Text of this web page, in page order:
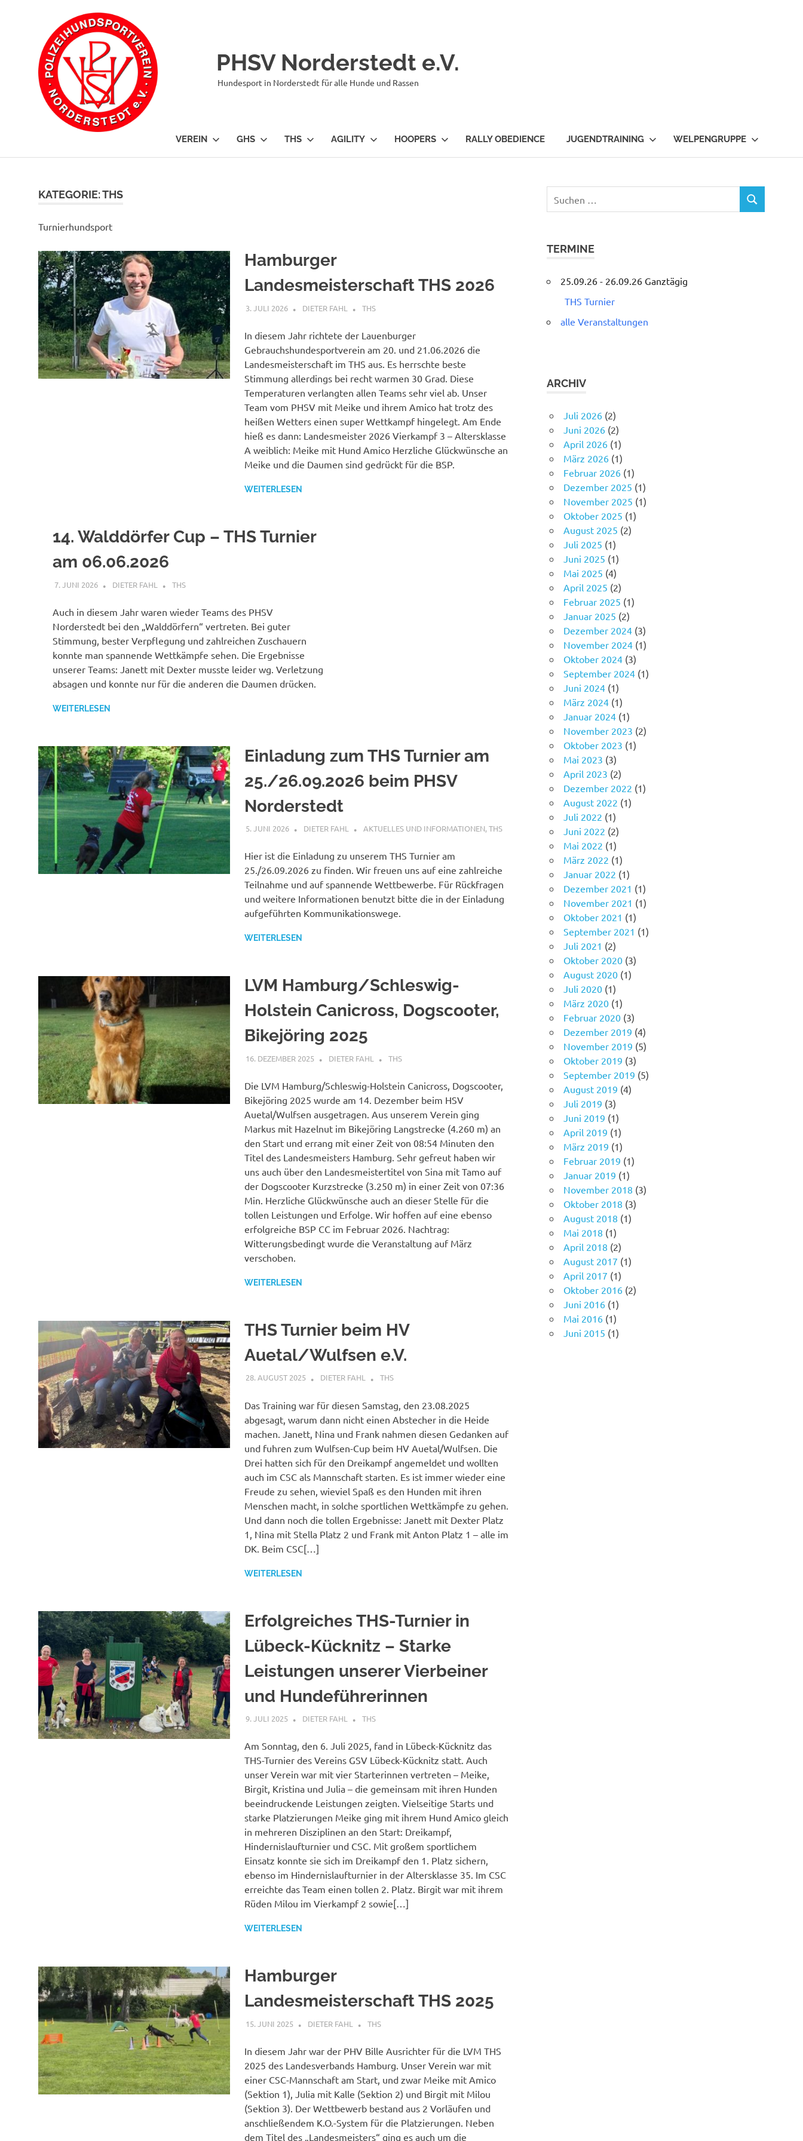
PHSV Norderstedt e.V.
Hundesport in Norderstedt für alle Hunde und Rassen
VEREIN GHS THS AGILITY HOOPERS RALLY OBEDIENCE JUGENDTRAINING WELPENGRUPPE
KATEGORIE:THS
Turnierhundsport
Hamburger
Landesmeisterschaft THS 2026
3. JULI 2026 DIETER FAHL THS
In diesem Jahr richtete der Lauenburger
Gebrauchshundesportverein am 20. und 21.06.2026 die
Landesmeisterschaft im THS aus. Es herrschte beste
Stimmung allerdings bei recht warmen 30 Grad. Diese
Temperaturen verlangten allen Teams sehr viel ab. Unser
Team vom PHSV mit Meike und ihrem Amico hat trotz des
heißen Wetters einen super Wettkampf hingelegt. Am Ende
hieß es dann: Landesmeister 2026 Vierkampf 3 – Altersklasse
A weiblich: Meike mit Hund Amico Herzliche Glückwünsche an
Meike und die Daumen sind gedrückt für die BSP.
WEITERLESEN
14. Walddörfer Cup – THS Turnier
am 06.06.2026
7. JUNI 2026 DIETER FAHL THS
Auch in diesem Jahr waren wieder Teams des PHSV
Norderstedt bei den „Walddörfern“ vertreten. Bei guter
Stimmung, bester Verpflegung und zahlreichen Zuschauern
konnte man spannende Wettkämpfe sehen. Die Ergebnisse
unserer Teams: Janett mit Dexter musste leider wg. Verletzung
absagen und konnte nur für die anderen die Daumen drücken.
WEITERLESEN
Einladung zum THS Turnier am
25./26.09.2026 beim PHSV
Norderstedt
5. JUNI 2026 DIETER FAHL AKTUELLES UND INFORMATIONEN,THS
Hier ist die Einladung zu unserem THS Turnier am
25./26.09.2026 zu finden. Wir freuen uns auf eine zahlreiche
Teilnahme und auf spannende Wettbewerbe. Für Rückfragen
und weitere Informationen benutzt bitte die in der Einladung
aufgeführten Kommunikationswege.
WEITERLESEN
LVM Hamburg/Schleswig-
Holstein Canicross, Dogscooter,
Bikejöring 2025
16. DEZEMBER 2025 DIETER FAHL THS
Die LVM Hamburg/Schleswig-Holstein Canicross, Dogscooter,
Bikejöring 2025 wurde am 14. Dezember beim HSV
Auetal/Wulfsen ausgetragen. Aus unserem Verein ging
Markus mit Hazelnut im Bikejöring Langstrecke (4.260 m) an
den Start und errang mit einer Zeit von 08:54 Minuten den
Titel des Landesmeisters Hamburg. Sehr gefreut haben wir
uns auch über den Landesmeistertitel von Sina mit Tamo auf
der Dogscooter Kurzstrecke (3.250 m) in einer Zeit von 07:36
Min. Herzliche Glückwünsche auch an dieser Stelle für die
tollen Leistungen und Erfolge. Wir hoffen auf eine ebenso
erfolgreiche BSP CC im Februar 2026. Nachtrag:
Witterungsbedingt wurde die Veranstaltung auf März
verschoben.
WEITERLESEN
THS Turnier beim HV
Auetal/Wulfsen e.V.
28. AUGUST 2025 DIETER FAHL THS
Das Training war für diesen Samstag, den 23.08.2025
abgesagt, warum dann nicht einen Abstecher in die Heide
machen. Janett, Nina und Frank nahmen diesen Gedanken auf
und fuhren zum Wulfsen-Cup beim HV Auetal/Wulfsen. Die
Drei hatten sich für den Dreikampf angemeldet und wollten
auch im CSC als Mannschaft starten. Es ist immer wieder eine
Freude zu sehen, wieviel Spaß es den Hunden mit ihren
Menschen macht, in solche sportlichen Wettkämpfe zu gehen.
Und dann noch die tollen Ergebnisse: Janett mit Dexter Platz
1, Nina mit Stella Platz 2 und Frank mit Anton Platz 1 – alle im
DK. Beim CSC[…]
WEITERLESEN
Erfolgreiches THS-Turnier in
Lübeck-Kücknitz – Starke
Leistungen unserer Vierbeiner
und Hundeführerinnen
9. JULI 2025 DIETER FAHL THS
Am Sonntag, den 6. Juli 2025, fand in Lübeck-Kücknitz das
THS-Turnier des Vereins GSV Lübeck-Kücknitz statt. Auch
unser Verein war mit vier Starterinnen vertreten – Meike,
Birgit, Kristina und Julia – die gemeinsam mit ihren Hunden
beeindruckende Leistungen zeigten. Vielseitige Starts und
starke Platzierungen Meike ging mit ihrem Hund Amico gleich
in mehreren Disziplinen an den Start: Dreikampf,
Hindernislaufturnier und CSC. Mit großem sportlichem
Einsatz konnte sie sich im Dreikampf den 1. Platz sichern,
ebenso im Hindernislaufturnier in der Altersklasse 35. Im CSC
erreichte das Team einen tollen 2. Platz. Birgit war mit ihrem
Rüden Milou im Vierkampf 2 sowie[…]
WEITERLESEN
Hamburger
Landesmeisterschaft THS 2025
15. JUNI 2025 DIETER FAHL THS
In diesem Jahr war der PHV Bille Ausrichter für die LVM THS
2025 des Landesverbands Hamburg. Unser Verein war mit
einer CSC-Mannschaft am Start, und zwar Meike mit Amico
(Sektion 1), Julia mit Kalle (Sektion 2) und Birgit mit Milou
(Sektion 3). Der Wettbewerb bestand aus 2 Vorläufen und
anschließendem K.O.-System für die Platzierungen. Neben
dem Titel des „Landesmeisters“ ging es auch um die
nach:
SUCHEN
TERMINE
25.09.26 - 26.09.26 Ganztägig
THS Turnier
alle Veranstaltungen
ARCHIV
Juli 2026 (2)
Juni 2026 (2)
April 2026 (1)
März 2026 (1)
Februar 2026 (1)
Dezember 2025 (1)
November 2025 (1)
Oktober 2025 (1)
August 2025 (2)
Juli 2025 (1)
Juni 2025 (1)
Mai 2025 (4)
April 2025 (2)
Februar 2025 (1)
Januar 2025 (2)
Dezember 2024 (3)
November 2024 (1)
Oktober 2024 (3)
September 2024 (1)
Juni 2024 (1)
März 2024 (1)
Januar 2024 (1)
November 2023 (2)
Oktober 2023 (1)
Mai 2023 (3)
April 2023 (2)
Dezember 2022 (1)
August 2022 (1)
Juli 2022 (1)
Juni 2022 (2)
Mai 2022 (1)
März 2022 (1)
Januar 2022 (1)
Dezember 2021 (1)
November 2021 (1)
Oktober 2021 (1)
September 2021 (1)
Juli 2021 (2)
Oktober 2020 (3)
August 2020 (1)
Juli 2020 (1)
März 2020 (1)
Februar 2020 (3)
Dezember 2019 (4)
November 2019 (5)
Oktober 2019 (3)
September 2019 (5)
August 2019 (4)
Juli 2019 (3)
Juni 2019 (1)
April 2019 (1)
März 2019 (1)
Februar 2019 (1)
Januar 2019 (1)
November 2018 (3)
Oktober 2018 (3)
August 2018 (1)
Mai 2018 (1)
April 2018 (2)
August 2017 (1)
April 2017 (1)
Oktober 2016 (2)
Juni 2016 (1)
Mai 2016 (1)
Juni 2015 (1)